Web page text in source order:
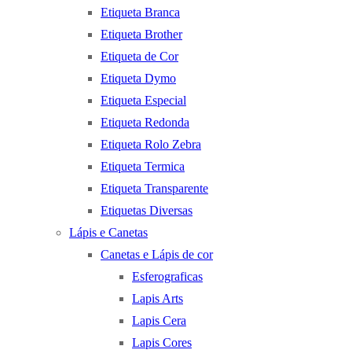
Etiqueta Branca
Etiqueta Brother
Etiqueta de Cor
Etiqueta Dymo
Etiqueta Especial
Etiqueta Redonda
Etiqueta Rolo Zebra
Etiqueta Termica
Etiqueta Transparente
Etiquetas Diversas
Lápis e Canetas
Canetas e Lápis de cor
Esferograficas
Lapis Arts
Lapis Cera
Lapis Cores